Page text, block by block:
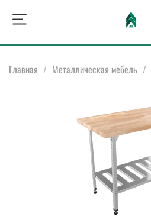
Главная Металлическая мебель